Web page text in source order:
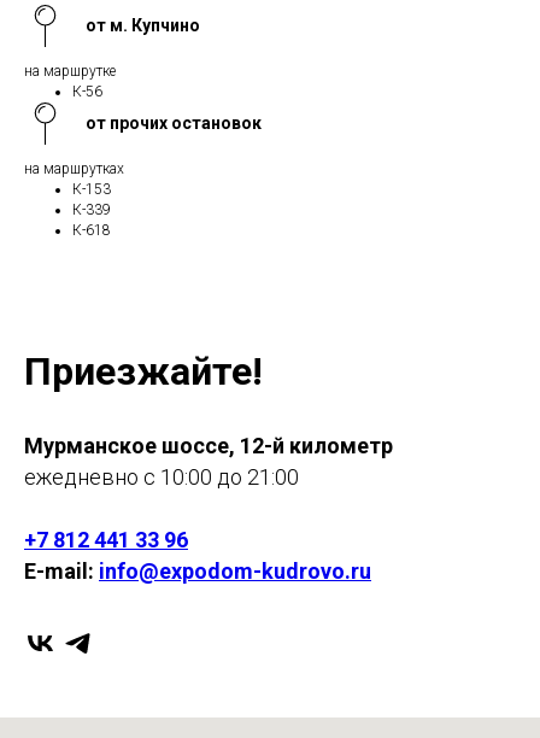
от м. Купчино
на маршрутке
К-56
от прочих остановок
на маршрутках
К-153
К-339
К-618
Приезжайте!
Мурманское шоссе, 12-й километр
ежедневно с 10:00 до 21:00
+7 812 441 33 96
E-mail: info@expodom-kudrovo.ru